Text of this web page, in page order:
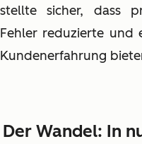
stellte sicher, dass
Fehler reduzierte und
Kundenerfahrung
Der Wandel: In